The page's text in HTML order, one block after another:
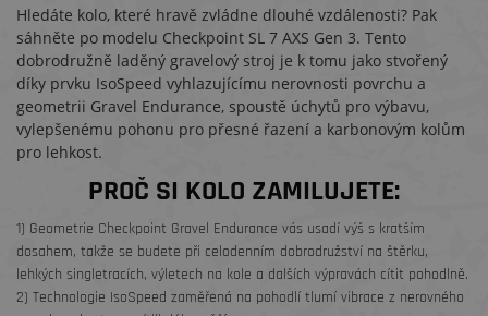
Hledáte kolo, které hravě zvládne dlouhé vzdálenosti? Pak
sáhněte po modelu Checkpoint SL 7 AXS Gen 3. Tento
dobrodružně laděný gravelový stroj je k tomu jako stvořený
díky prvku IsoSpeed vyhlazujícímu nerovnosti povrchu a
geometrii Gravel Endurance, spoustě úchytů pro výbavu,
vylepšenému pohonu pro přesné řazení a karbonovým kolům
pro lehkost.
PROČ SI KOLO ZAMILUJETE:
1) Geometrie Checkpoint Gravel Endurance vás usadí výš s kratším
dosahem, takže se budete při celodenním dobrodružství na štěrku,
lehkých singletracích, výletech na kole a dalších výpravách cítit pohodlně.
2) Technologie IsoSpeed zaměřená na pohodlí tlumí vibrace z nerovného